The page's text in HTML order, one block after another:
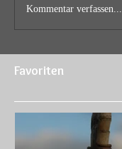
Kommentar verfassen...
Favoriten